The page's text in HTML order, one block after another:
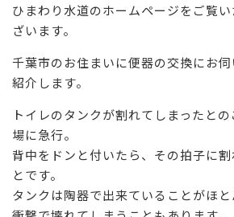
ひまわり水道のホームページをご覧
ざいます。
千葉市のお住まいに便器の交換にお
紹介します。
トイレのタンクが割れてしまったと
場に急行。
背中をドンと付いたら、その拍子に
とです。
タンクは陶器で出来ていることがほ